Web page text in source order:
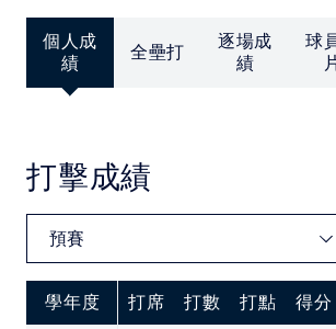
個人成
績
全壘打
逐場成
績
球
打擊成績
學年度 打席 打數 打點 得分